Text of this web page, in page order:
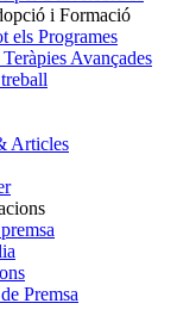
i Formació
els Programes
Avançades
Articles
Premsa